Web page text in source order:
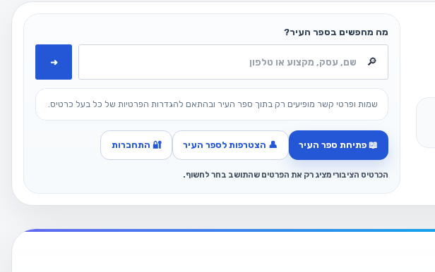
מה מחפשים בספר העיר?
➜
שמות ופרטי קשר מופיעים רק בתוך ספר העיר ובהתאם להגדרות הפרטיות של כל בעל כרטיס.
📖 פתיחת ספר העיר 👤 הצטרפות לספר העיר 🔐 התחברות
הכרטיס הציבורי מציג רק את הפרטים שהתושב בחר לחשוף.